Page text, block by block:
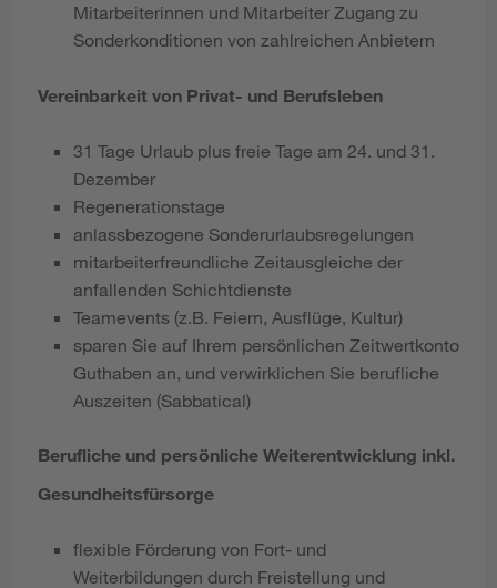
Mitarbeiterinnen und Mitarbeiter Zugang zu
Sonderkonditionen von zahlreichen Anbietern
Vereinbarkeit von Privat- und Berufsleben
31 Tage Urlaub plus freie Tage am 24. und 31.
Dezember
Regenerationstage
anlassbezogene Sonderurlaubsregelungen
mitarbeiterfreundliche Zeitausgleiche der
anfallenden Schichtdienste
Teamevents (z.B. Feiern, Ausflüge, Kultur)
sparen Sie auf Ihrem persönlichen Zeitwertkonto
Guthaben an, und verwirklichen Sie berufliche
Auszeiten (Sabbatical)
Berufliche und persönliche Weiterentwicklung inkl.
Gesundheitsfürsorge
flexible Förderung von Fort- und
Weiterbildungen durch Freistellung und